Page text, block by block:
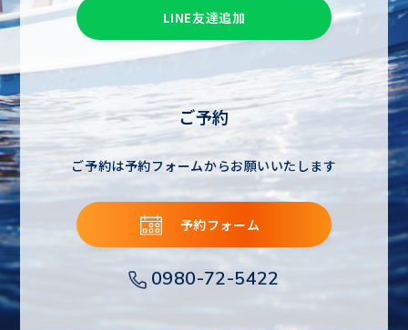
LINE友達追加
ご予約
ご予約は予約フォームからお願いいたします
予約フォーム
0980-72-5422